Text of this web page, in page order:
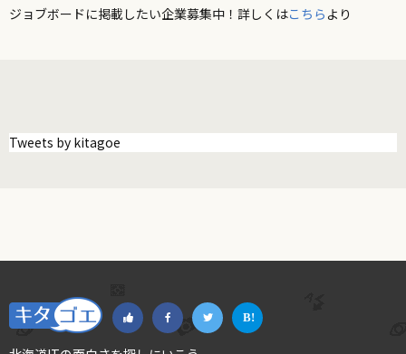
ジョブボードに掲載したい企業募集中！詳しくはこちら より
Tweets by kitagoe